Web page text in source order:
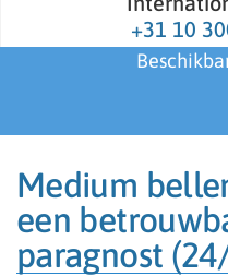
+31 10
Medium
een
paragnost